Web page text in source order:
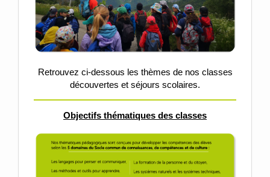
Retrouvez ci-dessous les thèmes de nos classes
découvertes et séjours scolaires.
Objectifs thématiques des classes